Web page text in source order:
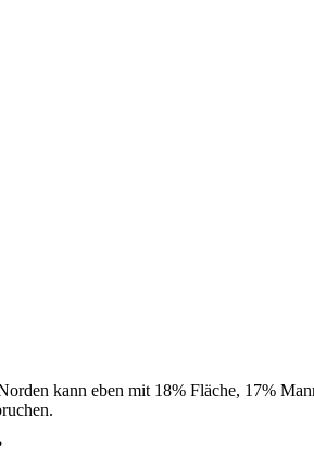
kann eben mit 18% Fläche, 17%